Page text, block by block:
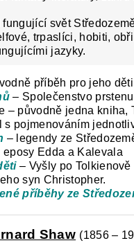
fungující svět
trpaslíci, hobiti,
jazyky.
příběh pro jeho
– Společenstvo
– původně jedna kniha,
s pojmenováním
– legendy ze
eposy Edda a Kalevala
– Vyšly po Tolkienově
syn Christopher.
příběhy ze
Shaw (1856 –